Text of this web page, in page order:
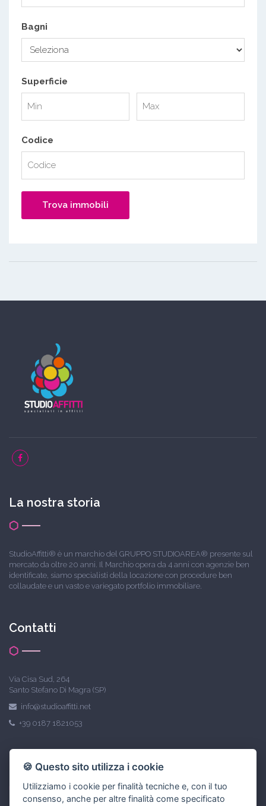
Bagni
Superficie
Codice
La nostra storia
StudioAffitti® è un marchio del GRUPPO STUDIOAREA® presente sul
mercato da oltre 20 anni. Il Marchio opera da 4 anni con agenzie ben
identificate, siamo specialisti della locazione con procedure ben
collaudate e un vasto e variegato portfolio immobiliare.
Contatti
Via Cisa Sud, 264
Santo Stefano Di Magra (SP)
info@studioaffitti.net
+39 0187 1821053
Link utili
🍪 Questo sito utilizza i cookie
Utilizziamo i cookie per finalità tecniche e, con il tuo
consenso, anche per altre finalità come specificato